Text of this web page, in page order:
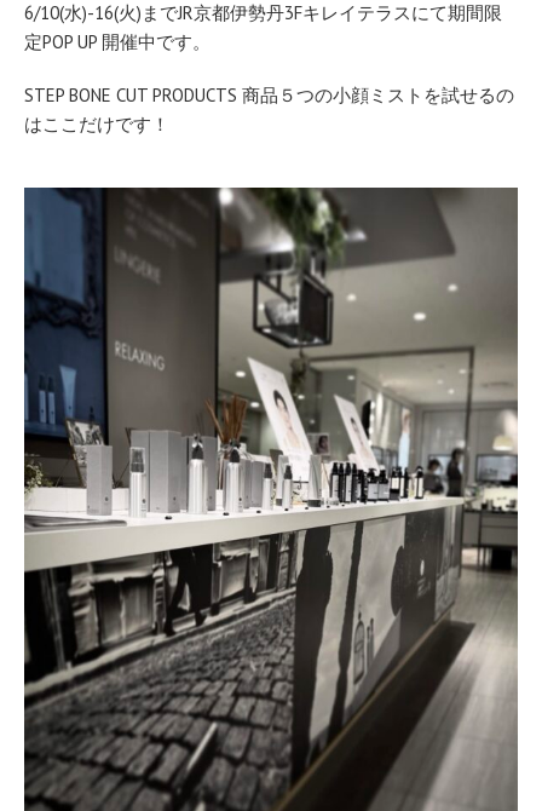
6/10(水)-16(火)までJR京都伊勢丹3Fキレイテラスにて期間限
定POP UP 開催中です。
STEP BONE CUT PRODUCTS 商品５つの小顔ミストを試せるの
はここだけです！